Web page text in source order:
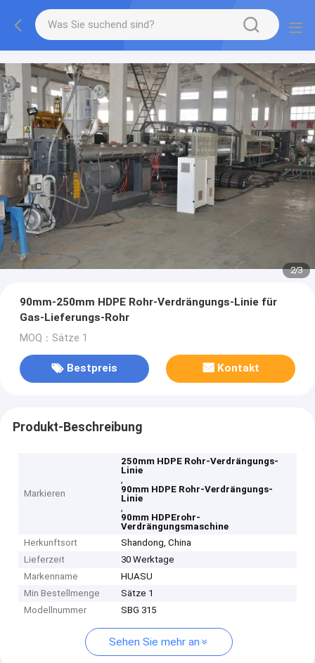
2/3
90mm-250mm HDPE Rohr-Verdrängungs-Linie für
Gas-Lieferungs-Rohr
MOQ：Sätze 1
Bestpreis Kontakt
Produkt-Beschreibung
Markieren
250mm HDPE Rohr-Verdrängungs-
Linie
,
90mm HDPE Rohr-Verdrängungs-
Linie
,
90mm HDPErohr-
Verdrängungsmaschine
Herkunftsort
Shandong, China
Lieferzeit
30 Werktage
Markenname
HUASU
Min Bestellmenge
Sätze 1
Modellnummer
SBG 315
Sehen Sie mehr an